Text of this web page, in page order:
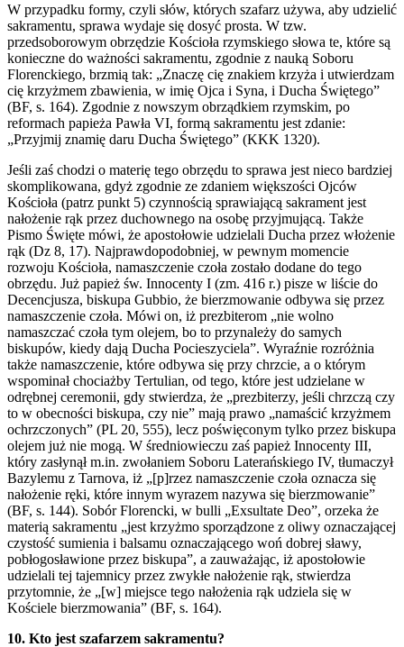
W przypadku formy, czyli słów, których szafarz używa, aby udzielić
sakramentu, sprawa wydaje się dosyć prosta. W tzw.
przedsoborowym obrzędzie Kościoła rzymskiego słowa te, które są
konieczne do ważności sakramentu, zgodnie z nauką Soboru
Florenckiego, brzmią tak: „Znaczę cię znakiem krzyża i utwierdzam
cię krzyżmem zbawienia, w imię Ojca i Syna, i Ducha Świętego”
(BF, s. 164). Zgodnie z nowszym obrządkiem rzymskim, po
reformach papieża Pawła VI, formą sakramentu jest zdanie:
„Przyjmij znamię daru Ducha Świętego” (KKK 1320).
Jeśli zaś chodzi o materię tego obrzędu to sprawa jest nieco bardziej
skomplikowana, gdyż zgodnie ze zdaniem większości Ojców
Kościoła (patrz punkt 5) czynnością sprawiającą sakrament jest
nałożenie rąk przez duchownego na osobę przyjmującą. Także
Pismo Święte mówi, że apostołowie udzielali Ducha przez włożenie
rąk (Dz 8, 17). Najprawdopodobniej, w pewnym momencie
rozwoju Kościoła, namaszczenie czoła zostało dodane do tego
obrzędu. Już papież św. Innocenty I (zm. 416 r.) pisze w liście do
Decencjusza, biskupa Gubbio, że bierzmowanie odbywa się przez
namaszczenie czoła. Mówi on, iż prezbiterom „nie wolno
namaszczać czoła tym olejem, bo to przynależy do samych
biskupów, kiedy dają Ducha Pocieszyciela”. Wyraźnie rozróżnia
także namaszczenie, które odbywa się przy chrzcie, a o którym
wspominał chociażby Tertulian, od tego, które jest udzielane w
odrębnej ceremonii, gdy stwierdza, że „prezbiterzy, jeśli chrzczą czy
to w obecności biskupa, czy nie” mają prawo „namaścić krzyżmem
ochrzczonych” (PL 20, 555), lecz poświęconym tylko przez biskupa
olejem już nie mogą. W średniowieczu zaś papież Innocenty III,
który zasłynął m.in. zwołaniem Soboru Laterańskiego IV, tłumaczył
Bazylemu z Tarnova, iż „[p]rzez namaszczenie czoła oznacza się
nałożenie ręki, które innym wyrazem nazywa się bierzmowanie”
(BF, s. 144). Sobór Florencki, w bulli „Exsultate Deo”, orzeka że
materią sakramentu „jest krzyżmo sporządzone z oliwy oznaczającej
czystość sumienia i balsamu oznaczającego woń dobrej sławy,
pobłogosławione przez biskupa”, a zauważając, iż apostołowie
udzielali tej tajemnicy przez zwykłe nałożenie rąk, stwierdza
przytomnie, że „[w] miejsce tego nałożenia rąk udziela się w
Kościele bierzmowania” (BF, s. 164).
10. Kto jest szafarzem sakramentu?